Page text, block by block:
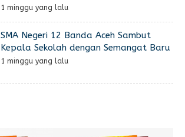
1 minggu yang lalu
SMA Negeri 12 Banda Aceh Sambut
Kepala Sekolah dengan Semangat Baru
1 minggu yang lalu